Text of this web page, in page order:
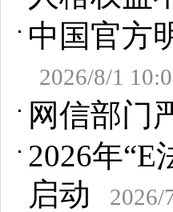
中国官方
2026/8/1
网信部门
2026年
启动
2026/